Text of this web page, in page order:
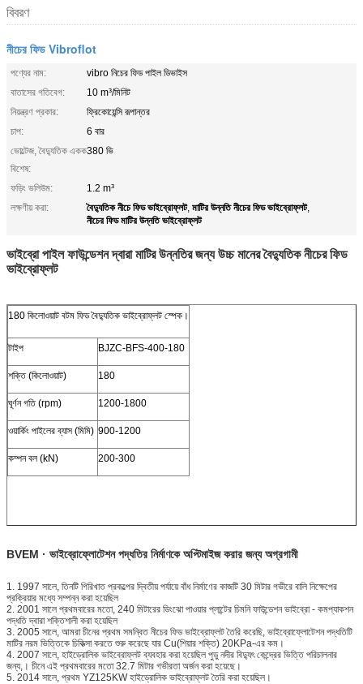
বিবরণ
নীচের ফিড Vibroflot
পণ্যের নাম:
vibro নিচের ফিড পাইল ডিভাইস
বাতাসের গতিবেগ:
10 m³/মিনিট
নিয়ন্ত্রণ প্রকার:
ফ্রিকোয়েন্সি রূপান্তর
চাপ:
6 বার
ভোল্টেজ, বৈদ্যুতিক একক
বিশেষ:
380 ভি
ফড়িং ভলিউম:
1.2 m³
লক্ষণীয় করা:
বৈদ্যুতিক নীচে ফিড ভাইব্রোফ্লট, মাটির উন্নতি নীচের ফিড ভাইব্রোফ্লট,
নীচের ফিড মাটির উন্নতি ভাইব্রোফ্লট
ভাইব্রো পাইল ফাউন্ডেশন দ্বারা মাটির উন্নতির জন্য উচ্চ মানের বৈদ্যুতিক নীচের ফিড
ভাইব্রোফ্লট
180 কিলোওয়াট বটম ফিড বৈদ্যুতিক ভাইব্রোফ্লট স্পেক।
টাইপ BJZC-BFS-400-180
শক্তি (কিলোওয়াট) 180
ঘূর্ণন গতি (rpm) 1200-1800
ওয়ার্কিং পাইলের ব্যাস (মিমি) 900-1200
কম্পন বল (kN) 200-300
BVEM · ভাইব্রোফ্লোটেশন পদ্ধতির নির্মাণকে অপ্টিমাইজ করার জন্য অগ্রগামী
1. 1997 সালে, তিনটি গিরিখাত প্রকল্পের দ্বিতীয় পর্যায়ে বাঁধ নির্মাণের কাজটি 30 মিটার গভীরে বালি নিক্ষেপের
প্রক্রিয়ার মধ্যে সম্পন্ন করা হয়েছিল
2. 2001 সালে প্রথমবারের মতো, 240 মিটারের ডিংঝো পাওয়ার প্লান্টের চিমনি ফাউন্ডেশন ভাইব্রো - কমপ্যাকশন
পদ্ধতি দ্বারা শক্তিশালী করা হয়েছিল
3. 2005 সালে, আমরা চীনের প্রথম সমন্বিত নীচের ফিড ভাইব্রোফ্লট তৈরি করেছি, ভাইব্রোফ্লোটেশন পদ্ধতিটি
মাটির নরম ভিত্তিকে চিকিত্সা করতে শুরু করেছে যার Cu(শিয়ার শক্তি) 20KPa-এর কম।
4. 2007 সালে, হাইড্রোলিক ভাইব্রোফ্লট ব্যবহার করা হয়েছিল পুডু নদীর বিদ্যুৎ কেন্দ্রের ভিত্তি পরিচালনার
জন্য,। চীনে এই প্রথমবারের মতো 32.7 মিটার গভীরতা অর্জন করা হয়েছে।
5. 2014 সালে, প্রথম YZ125KW হাইড্রোলিক ভাইব্রোফ্লট তৈরি করা হয়েছিল।